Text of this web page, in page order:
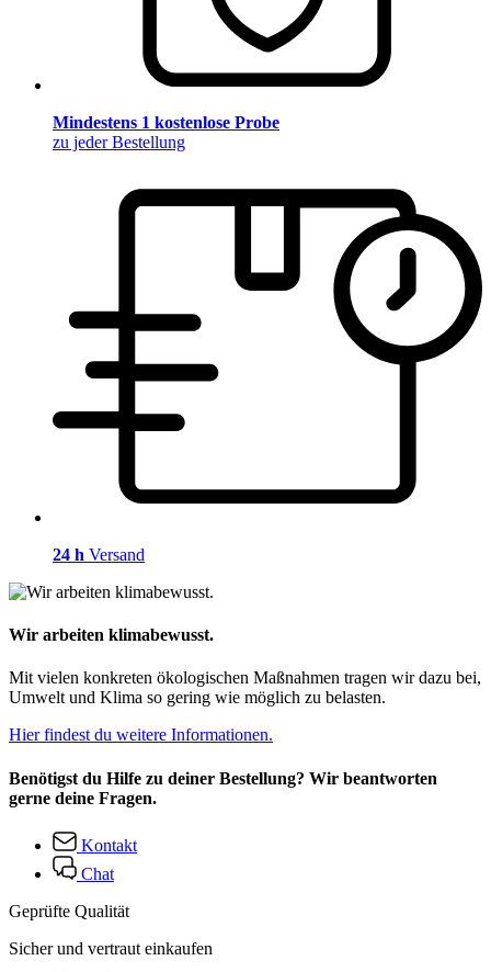
Mindestens 1 kostenlose Probe
zu jeder Bestellung
24 h Versand
Wir arbeiten klimabewusst.
Mit vielen konkreten ökologischen Maßnahmen tragen wir dazu bei,
Umwelt und Klima so gering wie möglich zu belasten.
Hier findest du weitere Informationen.
Benötigst du Hilfe zu deiner Bestellung? Wir beantworten
gerne deine Fragen.
Kontakt
Chat
Geprüfte Qualität
Sicher und vertraut einkaufen